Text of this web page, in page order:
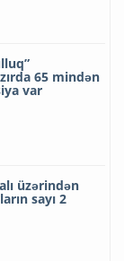
65 mindən
var
üzərindən
sayı 2